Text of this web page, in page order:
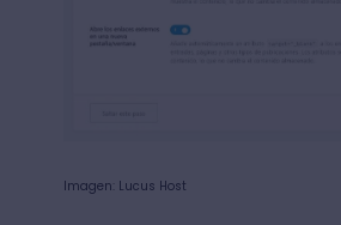
Imagen: Lucus Host